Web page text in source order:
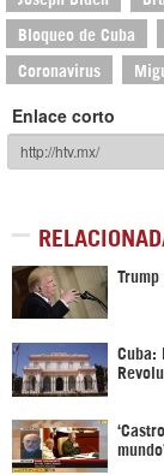
Bloqueo de Cuba
Coronavirus
Enlace corto
Trump
Cuba: